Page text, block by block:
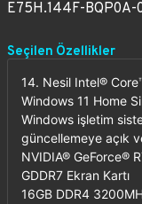
E75H.144F-BQP0A-
Seçilen Özellikler
14. Nesil Intel®
Windows 11 Home
Windows işletim
güncellemeye açık
NVIDIA® GeForce®
GDDR7 Ekran Kartı
16GB DDR4